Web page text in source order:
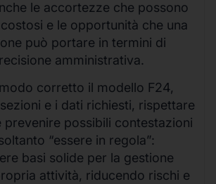
le accortezze che possono
e le opportunità che una
può portare in termini di
amministrativa.
corretto il modello F24,
e i dati richiesti, rispettare
prevenire possibili contestazioni
“essere in regola”:
basi solide per la gestione
attività, riducendo rischi e